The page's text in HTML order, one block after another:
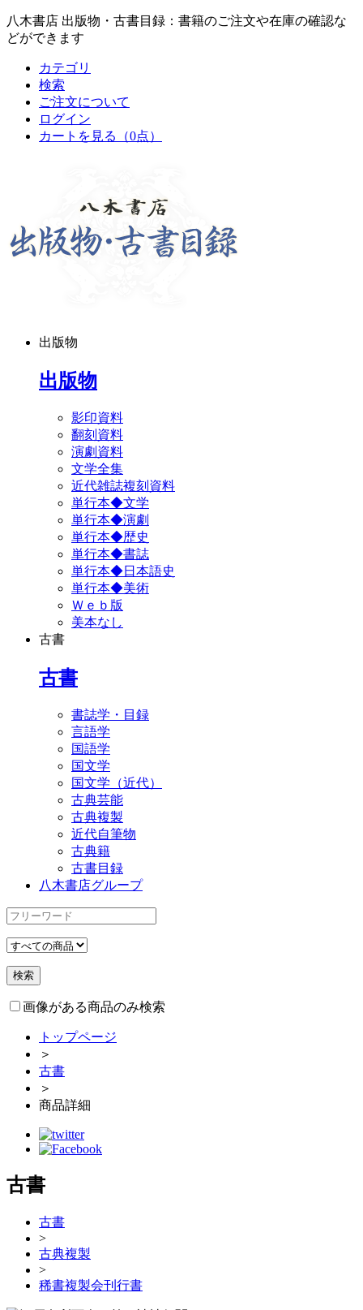
八木書店 出版物・古書目録：書籍のご注文や在庫の確認な
どができます
カテゴリ
検索
ご注文について
ログイン
カートを見る
（0点）
出版物
出版物
影印資料
翻刻資料
演劇資料
文学全集
近代雑誌複刻資料
単行本◆文学
単行本◆演劇
単行本◆歴史
単行本◆書誌
単行本◆日本語史
単行本◆美術
Ｗｅｂ版
美本なし
古書
古書
書誌学・目録
言語学
国語学
国文学
国文学（近代）
古典芸能
古典複製
近代自筆物
古典籍
古書目録
八木書店グループ
画像がある商品のみ検索
トップページ
＞
古書
＞
商品詳細
古書
古書
>
古典複製
>
稀書複製会刊行書